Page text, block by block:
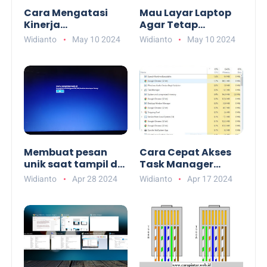
Cara Mengatasi
Kinerja
Komputer/Laptop
Lelet atau Lambat.
Widianto May 10 2024
Mau Layar Laptop
Agar Tetap
Menyala Lebih
Lama, ini Cara
Widianto May 10 2024
Membuat pesan
unik saat tampil di
halaman login
Widianto Apr 28 2024
Cara Cepat Akses
Task Manager
dengan Cepat
Widianto Apr 17 2024